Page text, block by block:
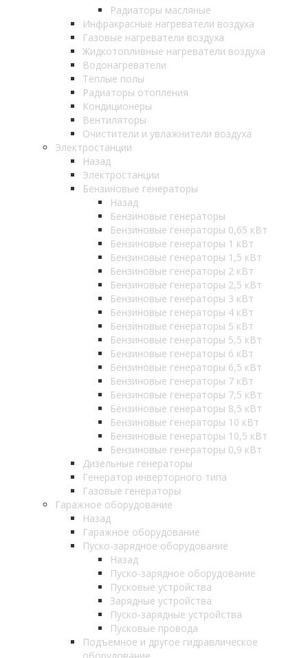
Радиаторы масляные
Инфракрасные нагреватели воздуха
Газовые нагреватели воздуха
Жидкотопливные нагреватели воздуха
Водонагреватели
Тёплые полы
Радиаторы отопления
Кондиционеры
Вентиляторы
Очистители и увлажнители воздуха
Электростанции
Назад
Электростанции
Бензиновые генераторы
Назад
Бензиновые генераторы
Бензиновые генераторы 0,65 кВт
Бензиновые генераторы 1 кВт
Бензиновые генераторы 1,5 кВт
Бензиновые генераторы 2 кВт
Бензиновые генераторы 2,5 кВт
Бензиновые генераторы 3 кВт
Бензиновые генераторы 4 кВт
Бензиновые генераторы 5 кВт
Бензиновые генераторы 5,5 кВт
Бензиновые генераторы 6 кВт
Бензиновые генераторы 6,5 кВт
Бензиновые генераторы 7 кВт
Бензиновые генераторы 7,5 кВт
Бензиновые генераторы 8,5 кВт
Бензиновые генераторы 10 кВт
Бензиновые генераторы 10,5 кВт
Бензиновые генераторы 0,9 кВт
Дизельные генераторы
Генератор инверторного типа
Газовые генераторы
Гаражное оборудование
Назад
Гаражное оборудование
Пуско-зарядное оборудование
Назад
Пуско-зарядное оборудование
Пусковые устройства
Зарядные устройства
Пуско-зарядные устройства
Пусковые провода
Подъемное и другое гидравлическое
оборудование